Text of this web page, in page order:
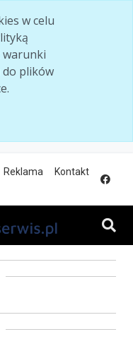
w celu
warunki
plików
Reklama Kontakt